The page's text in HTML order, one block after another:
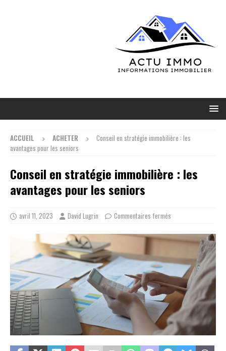
ACCUEIL ACHETER
Conseil en stratégie immobilière : les
avantages pour les seniors
Conseil en stratégie immobilière : les
avantages pour les seniors
avril 11, 2023 David Lugrin Commentaires fermés